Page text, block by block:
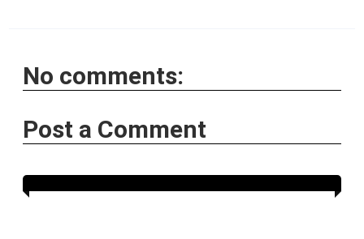
No comments:
Post a Comment